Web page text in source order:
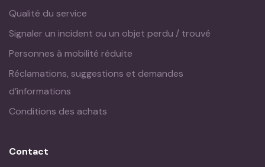
Qualité du service
Signaler un incident ou un objet perdu / trouvé
Personnes à mobilité réduite
Réclamations, suggestions et demandes
d’informations
Conditions des achats
Contact